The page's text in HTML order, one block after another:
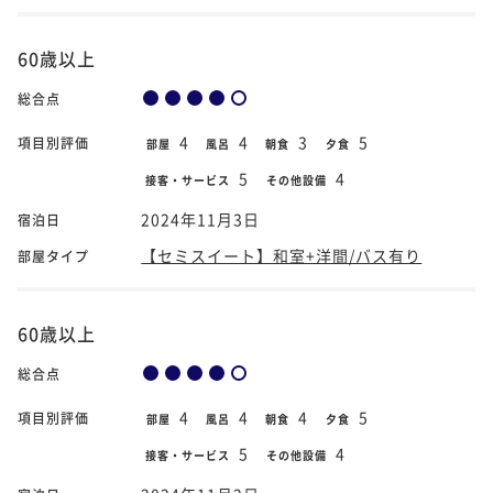
60歳以上
総合点
項目別評価 部屋 4 風呂 4 朝食 3 夕食 5
接客・サービス 5 その他設備 4
宿泊日 2024年11月3日
部屋タイプ 【セミスイート】和室+洋間/バス有り
60歳以上
総合点
項目別評価 部屋 4 風呂 4 朝食 4 夕食 5
接客・サービス 5 その他設備 4